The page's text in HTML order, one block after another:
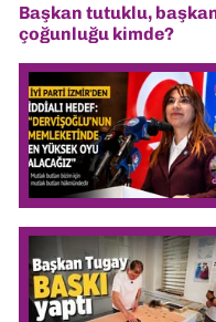
Başkan tutuklu,
çoğunluğu kimde?